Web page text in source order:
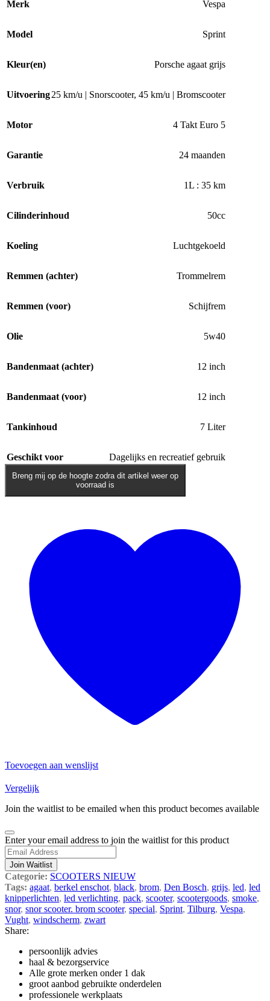
Merk Vespa
Model Sprint
Kleur(en) Porsche agaat grijs
Uitvoering25 km/u | Snorscooter, 45 km/u | Bromscooter
Motor 4 Takt Euro 5
Garantie 24 maanden
Verbruik 1L : 35 km
Cilinderinhoud 50cc
Koeling Luchtgekoeld
Remmen (achter) Trommelrem
Remmen (voor) Schijfrem
Olie 5w40
Bandenmaat (achter) 12 inch
Bandenmaat (voor) 12 inch
Tankinhoud 7 Liter
Geschikt voor Dagelijks en recreatief gebruik
Breng mij op de hoogte zodra dit artikel weer op
voorraad is
Toevoegen aan wenslijst
Vergelijk
Join the waitlist to be emailed when this product becomes available
Dismiss
notification
Enter your email address to join the waitlist for this product
Join Waitlist
Categorie: SCOOTERS NIEUW
Tags: agaat, berkel enschot, black, brom, Den Bosch, grijs, led, led
knipperlichten, led verlichting, pack, scooter, scootergoods, smoke,
snor, snor scooter. brom scooter, special, Sprint, Tilburg, Vespa,
Vught, windscherm, zwart
Share:
persoonlijk advies
haal & bezorgservice
Alle grote merken onder 1 dak
groot aanbod gebruikte onderdelen
professionele werkplaats